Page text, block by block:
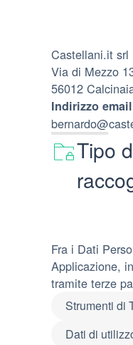
Castellani.it srl
Via di Mezzo
56012
Indirizzo
Tipo
Fra i Dati
Applicazione,
tramite terze
Strumenti di
Dati di